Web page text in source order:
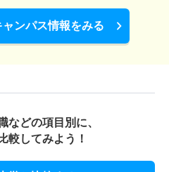
ンパス情報をみる
などの項目別に、
較してみよう！